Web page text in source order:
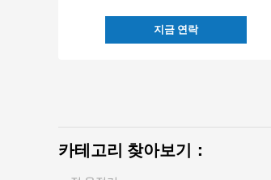
지금 연락
카테고리 찾아보기：